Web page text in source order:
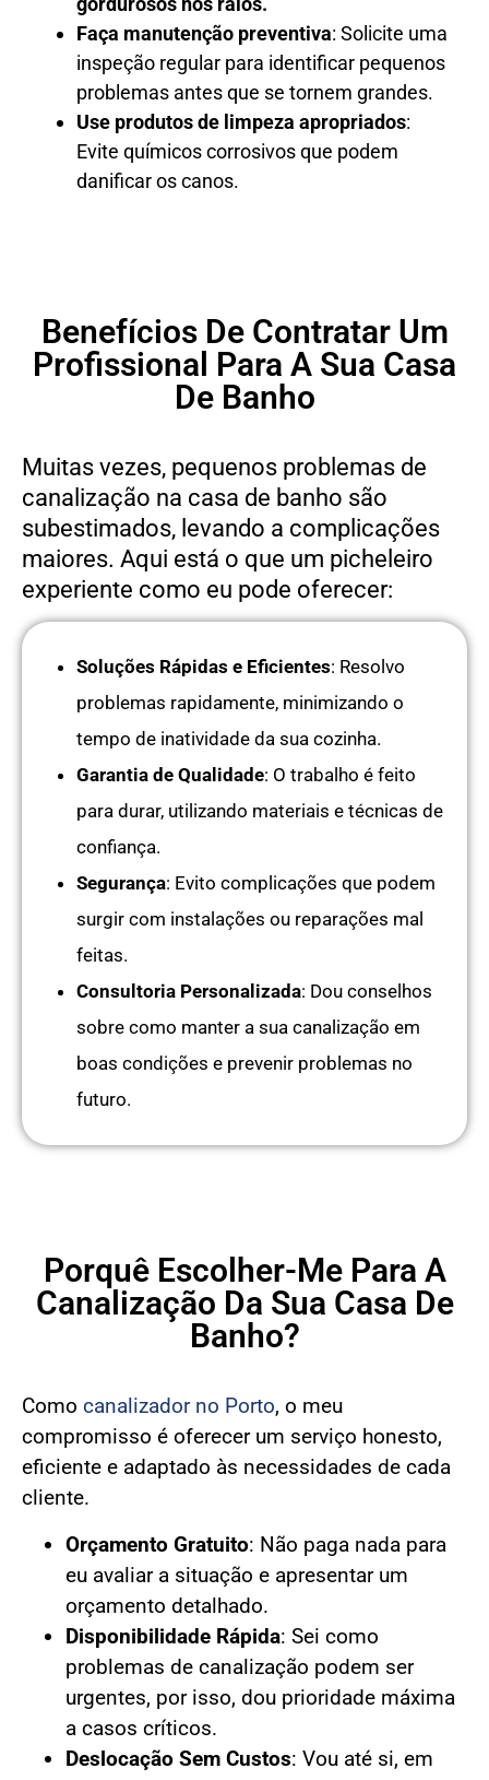
Faça manutenção preventiva: Solicite uma
inspeção regular para identificar pequenos
problemas antes que se tornem grandes.
Use produtos de limpeza apropriados:
Evite químicos corrosivos que podem
danificar os canos.
Benefícios De Contratar Um
Profissional Para A Sua Casa
De Banho
Muitas vezes, pequenos problemas de
canalização na casa de banho são
subestimados, levando a complicações
maiores. Aqui está o que um picheleiro
experiente como eu pode oferecer:
Soluções Rápidas e Eficientes: Resolvo
problemas rapidamente, minimizando o
tempo de inatividade da sua cozinha.
Garantia de Qualidade: O trabalho é feito
para durar, utilizando materiais e técnicas de
confiança.
Segurança: Evito complicações que podem
surgir com instalações ou reparações mal
feitas.
Consultoria Personalizada: Dou conselhos
sobre como manter a sua canalização em
boas condições e prevenir problemas no
futuro.
Porquê Escolher-Me Para A
Canalização Da Sua Casa De
Banho?
Como canalizador no Porto, o meu
compromisso é oferecer um serviço honesto,
eficiente e adaptado às necessidades de cada
cliente.
Orçamento Gratuito: Não paga nada para
eu avaliar a situação e apresentar um
orçamento detalhado.
Disponibilidade Rápida: Sei como
problemas de canalização podem ser
urgentes, por isso, dou prioridade máxima
a casos críticos.
Deslocação Sem Custos: Vou até si, em